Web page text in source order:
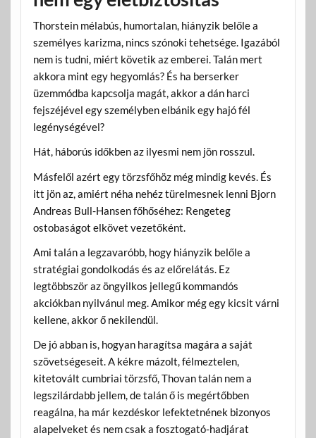
Thorstein mélabús, humortalan, hiányzik belőle a
személyes karizma, nincs szónoki tehetsége. Igazából
nem is tudni, miért követik az emberei. Talán mert
akkora mint egy hegyomlás? És ha berserker
üzemmódba kapcsolja magát, akkor a dán harci
fejszéjével egy személyben elbánik egy hajó fél
legénységével?
Hát, háborús időkben az ilyesmi nem jön rosszul.
Másfelől azért egy törzsfőhöz még mindig kevés. És
itt jön az, amiért néha nehéz türelmesnek lenni Bjorn
Andreas Bull-Hansen főhőséhez: Rengeteg
ostobaságot elkövet vezetőként.
Ami talán a legzavaróbb, hogy hiányzik belőle a
stratégiai gondolkodás és az előrelátás. Ez
legtöbbször az öngyilkos jellegű kommandós
akciókban nyilvánul meg. Amikor még egy kicsit várni
kellene, akkor ő nekilendül.
De jó abban is, hogyan haragítsa magára a saját
szövetségeseit. A kékre mázolt, félmeztelen,
kitetovált cumbriai törzsfő, Thovan talán nem a
legszilárdabb jellem, de talán ő is megértőbben
reagálna, ha már kezdéskor lefektetnének bizonyos
alapelveket és nem csak a fosztogató-hadjárat